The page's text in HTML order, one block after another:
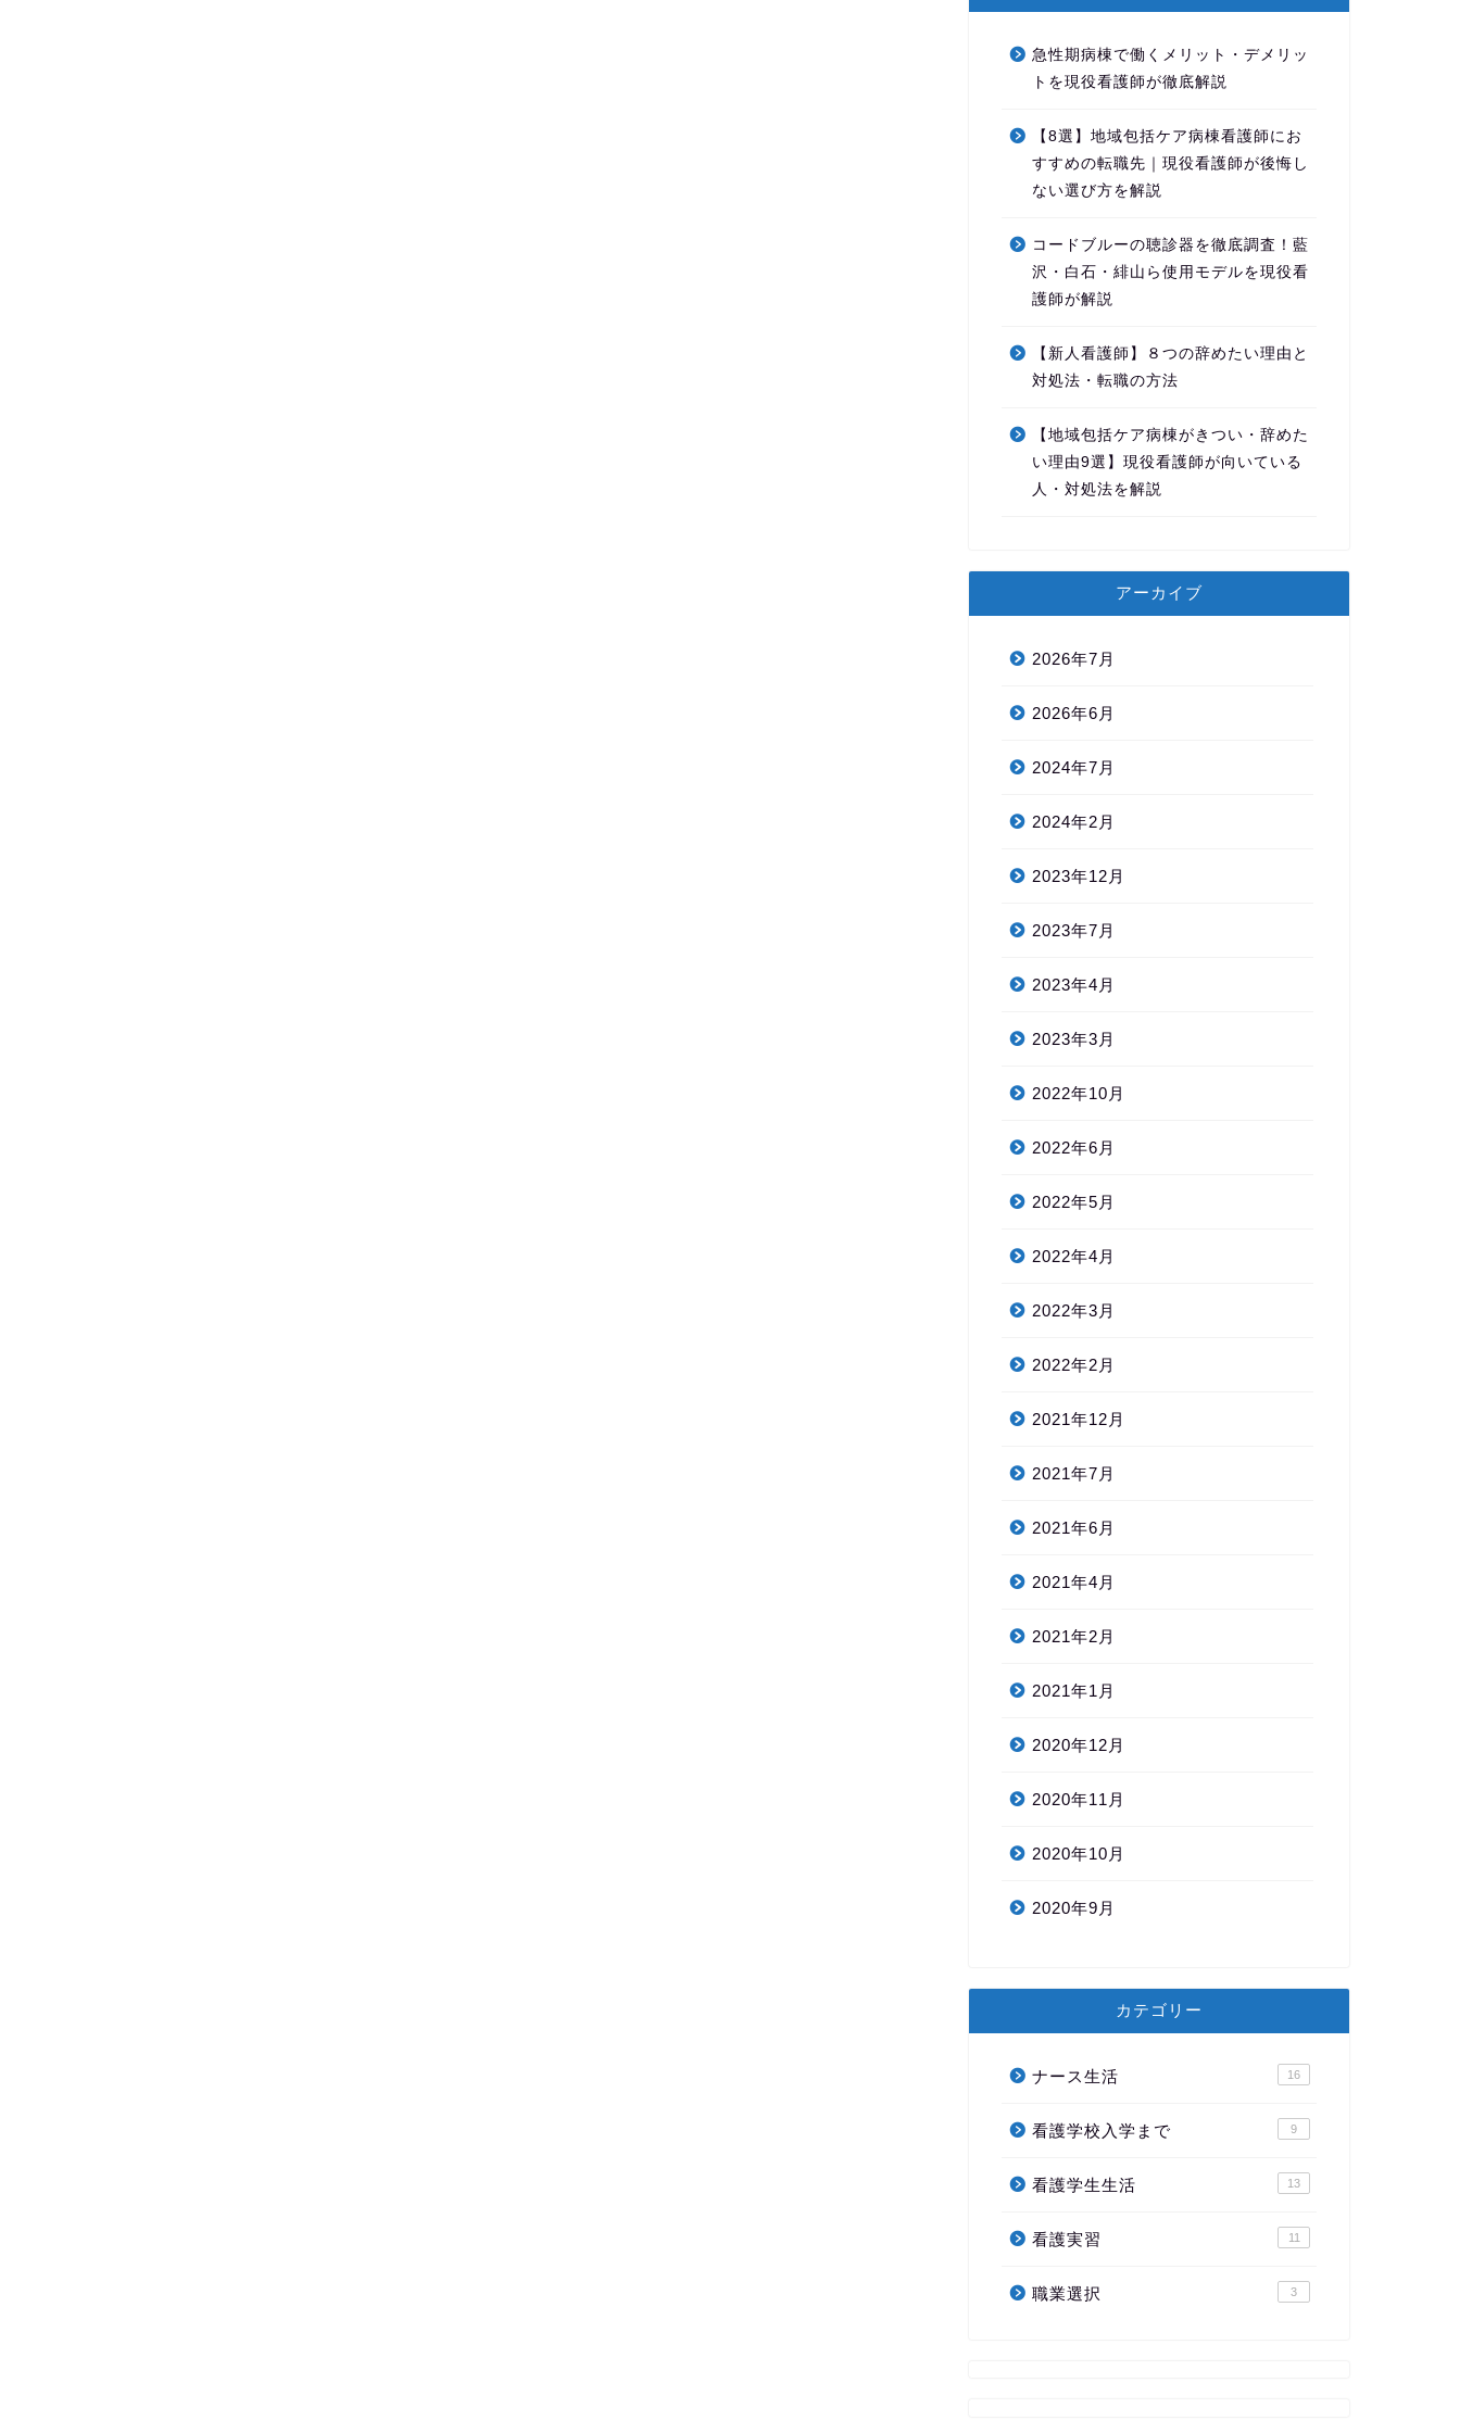
急性期病棟で働くメリット・デメリッ
トを現役看護師が徹底解説
【8選】地域包括ケア病棟看護師にお
すすめの転職先｜現役看護師が後悔し
ない選び方を解説
コードブルーの聴診器を徹底調査！藍
沢・白石・緋山ら使用モデルを現役看
護師が解説
【新人看護師】８つの辞めたい理由と
対処法・転職の方法
【地域包括ケア病棟がきつい・辞めた
い理由9選】現役看護師が向いている
人・対処法を解説
アーカイブ
2026年7月
2026年6月
2024年7月
2024年2月
2023年12月
2023年7月
2023年4月
2023年3月
2022年10月
2022年6月
2022年5月
2022年4月
2022年3月
2022年2月
2021年12月
2021年7月
2021年6月
2021年4月
2021年2月
2021年1月
2020年12月
2020年11月
2020年10月
2020年9月
カテゴリー
ナース生活 16
看護学校入学まで 9
看護学生生活 13
看護実習 11
職業選択 3